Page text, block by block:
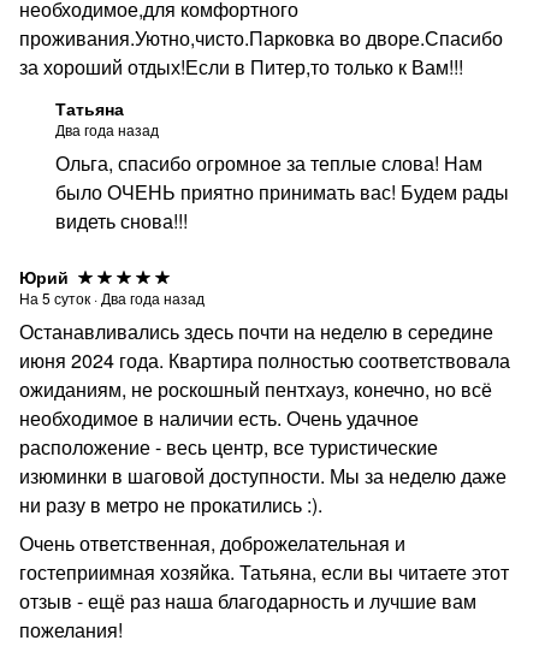
необходимое,для комфортного
проживания.Уютно,чисто.Парковка во дворе.Спасибо
за хороший отдых!Если в Питер,то только к Вам!!!
Татьяна
Два года назад
Ольга, спасибо огромное за теплые слова! Нам
было ОЧЕНЬ приятно принимать вас! Будем рады
видеть снова!!!
Юрий
На 5 суток · Два года назад
Останавливались здесь почти на неделю в середине
июня 2024 года. Квартира полностью соответствовала
ожиданиям, не роскошный пентхауз, конечно, но всё
необходимое в наличии есть. Очень удачное
расположение - весь центр, все туристические
изюминки в шаговой доступности. Мы за неделю даже
ни разу в метро не прокатились :).
Очень ответственная, доброжелательная и
гостеприимная хозяйка. Татьяна, если вы читаете этот
отзыв - ещё раз наша благодарность и лучшие вам
пожелания!